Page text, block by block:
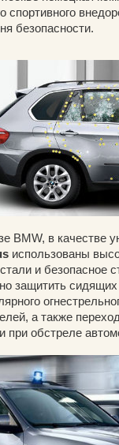
спортивного
безопасности.
BMW, в
использованы
и безопасное
защитить
а также
обстреле